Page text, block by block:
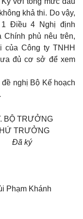
khả thi. Do vậy,
Điều 4 Nghị định
Chính phủ nêu trên,
Công ty TNHH
đủ cơ sở để xem
nghị Bộ Kế hoạch
BỘ TRƯỞNG
TRƯỞNG
Đã ký
Phạm Khánh